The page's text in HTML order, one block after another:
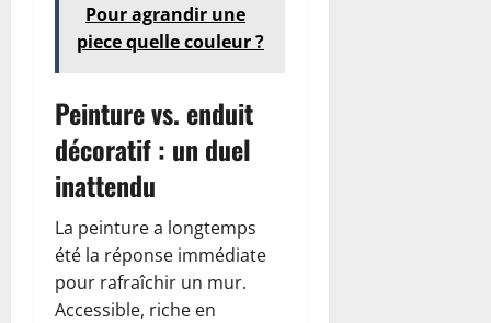
Pour agrandir une
piece quelle couleur ?
Peinture vs. enduit
décoratif : un duel
inattendu
La peinture a longtemps
été la réponse immédiate
pour rafraîchir un mur.
Accessible, riche en